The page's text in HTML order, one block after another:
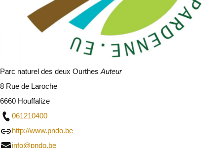
Parc naturel des deux Ourthes Auteur
8 Rue de Laroche
6660 Houffalize
061210400
http://www.pndo.be
info@pndo.be